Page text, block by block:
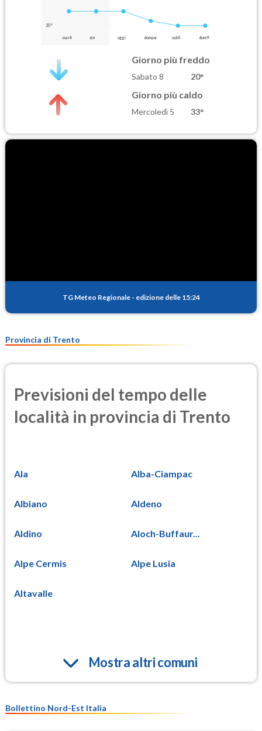
20°
mar 4 ieri oggi domani sab 8 dom 9
Giorno più freddo
Sabato 8 20°
Giorno più caldo
Mercoledì 5 33°
TG Meteo Regionale - edizione delle 15:24
Provincia di Trento
Previsioni del tempo delle
località in provincia di Trento
Ala Alba-Ciampac
Albiano Aldeno
Aldino Aloch-Buffaur...
Alpe Cermis Alpe Lusia
Altavalle
Mostra altri comuni
Bollettino Nord-Est Italia